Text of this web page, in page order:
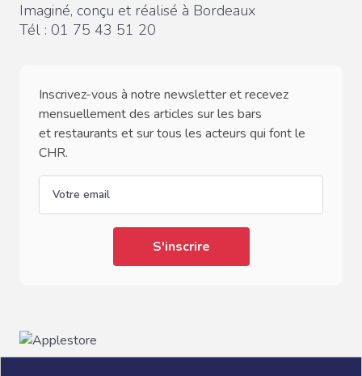
Imaginé, conçu et réalisé à Bordeaux
Tél : 01 75 43 51 20
Inscrivez-vous à notre newsletter et recevez
mensuellement des articles sur les bars
et restaurants et sur tous les acteurs qui font le
CHR.